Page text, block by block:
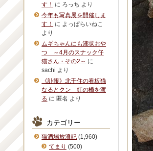
す！
に ろっち より
今年も写真展を開催しま
す！
に よっぱらいねこ
より
ムギちゃんにも液状おや
つ ～4月のスナック仔
猫さん・その2～ に
sachi より
《訃報》北千住の看板猫
なるとクン 虹の橋を渡
る に 匿名 より
カテゴリー
猫酒場放浪記 (1,960)
てまり (500)